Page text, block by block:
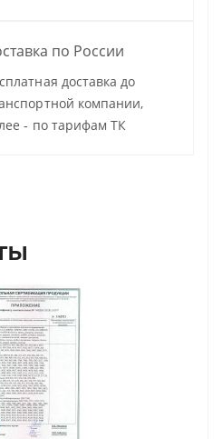
по России
доставка до
компании,
- по тарифам ТК